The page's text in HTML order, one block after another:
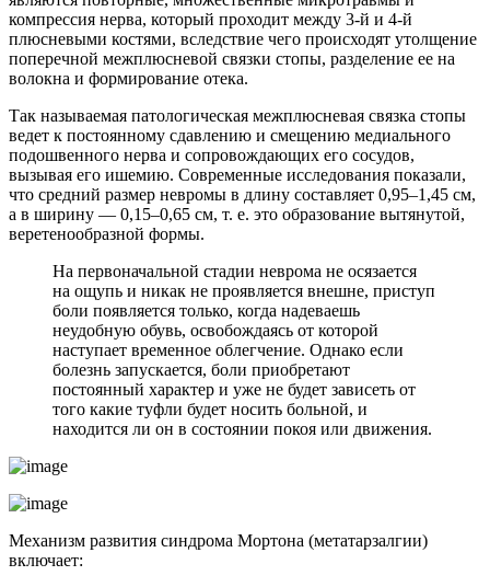
компрессия нерва, который проходит между 3-й и 4-й
плюсневыми костями, вследствие чего происходят утолщение
поперечной межплюсневой связки стопы, разделение ее на
волокна и формирование отека.
Так называемая патологическая межплюсневая связка стопы
ведет к постоянному сдавлению и смещению медиального
подошвенного нерва и сопровождающих его сосудов,
вызывая его ишемию. Современные исследования показали,
что средний размер невромы в длину составляет 0,95–1,45 см,
а в ширину — 0,15–0,65 см, т. е. это образование вытянутой,
веретенообразной формы.
На первоначальной стадии неврома не осязается
на ощупь и никак не проявляется внешне, приступ
боли появляется только, когда надеваешь
неудобную обувь, освобождаясь от которой
наступает временное облегчение. Однако если
болезнь запускается, боли приобретают
постоянный характер и уже не будет зависеть от
того какие туфли будет носить больной, и
находится ли он в состоянии покоя или движения.
Механизм развития синдрома Мортона (метатарзалгии)
включает: